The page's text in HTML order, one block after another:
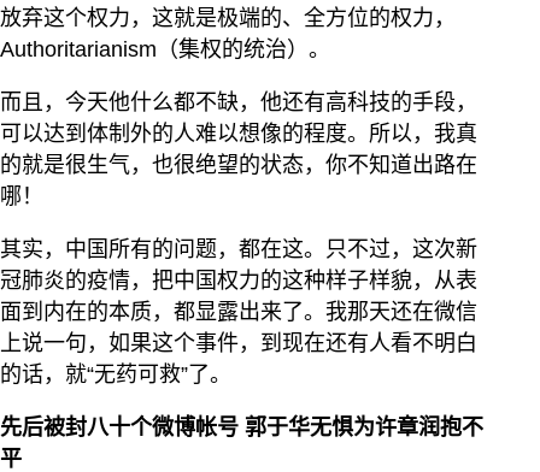
放弃这个权力，这就是极端的、全方位的权力，
Authoritarianism（集权的统治）。
而且，今天他什么都不缺，他还有高科技的手段，
可以达到体制外的人难以想像的程度。所以，我真
的就是很生气，也很绝望的状态，你不知道出路在
哪！
其实，中国所有的问题，都在这。只不过，这次新
冠肺炎的疫情，把中国权力的这种样子样貌，从表
面到内在的本质，都显露出来了。我那天还在微信
上说一句，如果这个事件，到现在还有人看不明白
的话，就“无药可救”了。
先后被封八十个微博帐号 郭于华无惧为许章润抱不
平